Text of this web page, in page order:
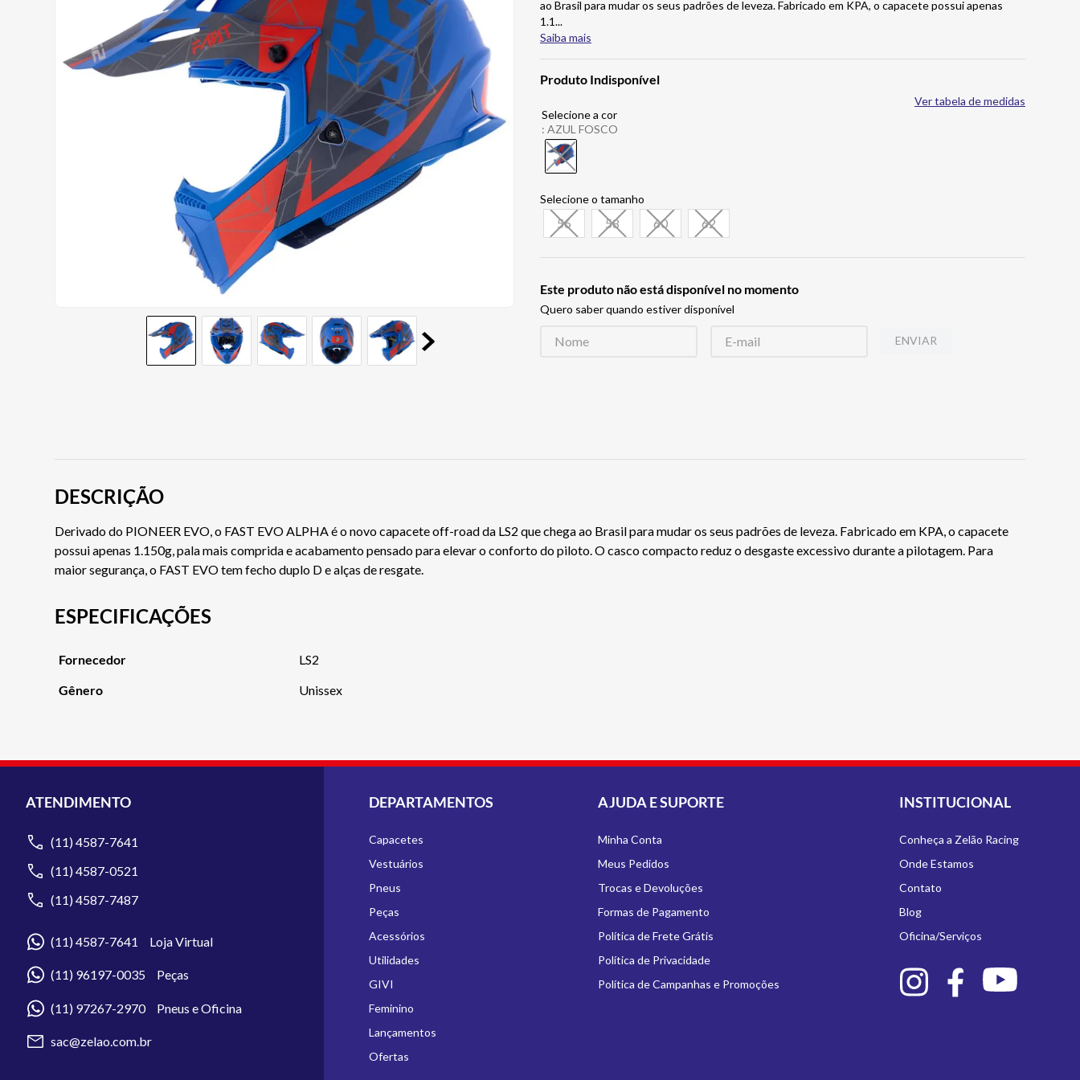
ao Brasil para mudar os seus padrões de leveza. Fabricado em KPA, o capacete possui apenas
1.1...
Saiba mais
Produto Indisponível
: AZUL FOSCO
56 58 60 62
Ver tabela de medidas
Este produto não está disponível no momento
Quero saber quando estiver disponível
ENVIAR
DESCRIÇÃO
Derivado do PIONEER EVO, o FAST EVO ALPHA é o novo capacete off-road da LS2 que chega ao Brasil para mudar os seus padrões de leveza. Fabricado em KPA, o capacete
possui apenas 1.150g, pala mais comprida e acabamento pensado para elevar o conforto do piloto. O casco compacto reduz o desgaste excessivo durante a pilotagem. Para
maior segurança, o FAST EVO tem fecho duplo D e alças de resgate.
ESPECIFICAÇÕES
Fornecedor LS2
Gênero Unissex
ATENDIMENTO
(11) 4587-7641
(11) 4587-0521
(11) 4587-7487
(11) 4587-7641 Loja Virtual
(11) 96197-0035 Peças
(11) 97267-2970 Pneus e Oficina
sac@zelao.com.br
DEPARTAMENTOS
Capacetes
Vestuários
Pneus
Peças
Acessórios
Utilidades
GIVI
Feminino
Lançamentos
Ofertas
AJUDA E SUPORTE
Minha Conta
Meus Pedidos
Trocas e Devoluções
Formas de Pagamento
Política de Frete Grátis
Política de Privacidade
Política de Campanhas e Promoções
INSTITUCIONAL
Conheça a Zelão Racing
Onde Estamos
Contato
Blog
Oficina/Serviços
9º BOTAS
10 AIROH